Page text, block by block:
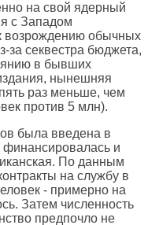
на свой ядерный
с Западом
возрождению обычных
за секвестра бюджета,
в бывших
нынешняя
раз меньше, чем
против 5 млн).
была введена в
финансировалась и
По данным
на службу в
- примерно на
Затем численность
предпочло не